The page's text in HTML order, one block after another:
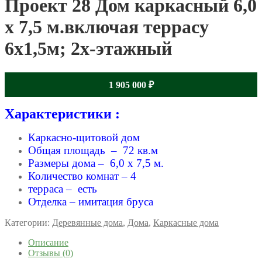
Проект 28 Дом каркасный 6,0
х 7,5 м.включая террасу
6х1,5м; 2х-этажный
1 905 000 ₽
Характеристики :
Каркасно-щитовой дом
Общая площадь – 72 кв.м
Размеры дома – 6,0 x 7,5 м.
Количество комнат – 4
терраса – есть
Отделка – имитация бруса
Категории: Деревянные дома, Дома, Каркасные дома
Описание
Отзывы (0)